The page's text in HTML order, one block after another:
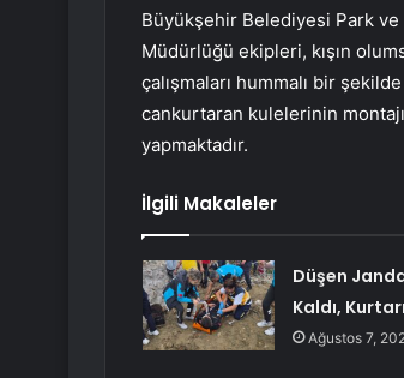
Büyükşehir Belediyesi Park ve
Müdürlüğü ekipleri, kışın
çalışmaları hummalı bir
cankurtaran kulelerinin
yapmaktadır.
İlgili Makaleler
Düşen
Kaldı,
Ağustos 7,